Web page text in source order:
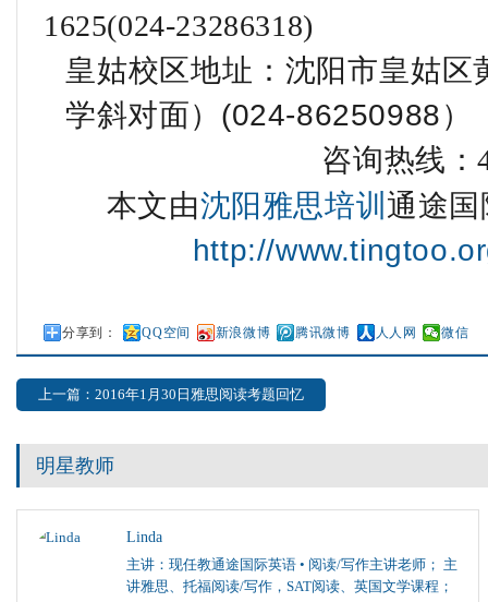
1625(024-23286318)
皇姑校区地址：沈阳市皇姑
学斜对面）(024-86250988）
咨询热线：
本文由沈阳雅思培训 通途
http://
分享到： QQ空间 新浪微博 腾讯微博 人人网 微信
上一篇：2016年1月30日雅思阅读考题回忆
明星教师
Linda
主讲：现任教通途国际英语 • 阅读/写作主讲老师； 主
讲雅思、托福阅读/写作，SAT阅读、英国文学课程；